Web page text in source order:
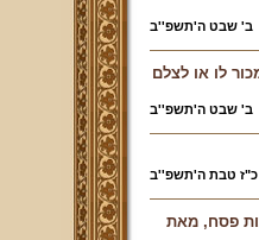
ב' שבט ה'תשפ''ב
לו או לצלם
ב' שבט ה'תשפ''ב
כ"ז טבת ה'תשפ''ב
פסח, מאת